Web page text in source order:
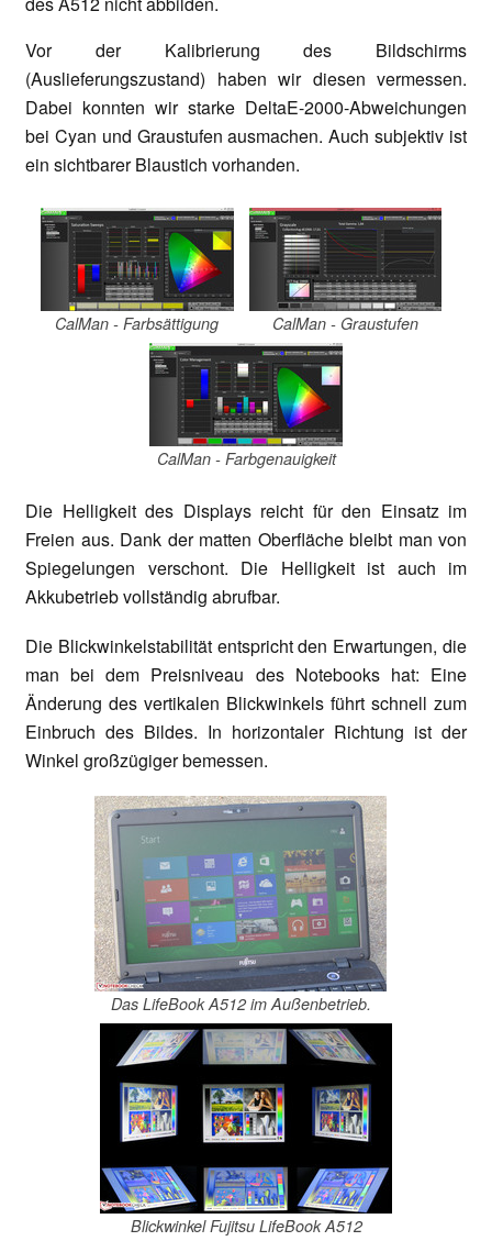
Vor der Kalibrierung des Bildschirms
(Auslieferungszustand) haben wir diesen vermessen.
Dabei konnten wir starke DeltaE-2000-Abweichungen
bei Cyan und Graustufen ausmachen. Auch subjektiv ist
ein sichtbarer Blaustich vorhanden.
CalMan - Farbsättigung CalMan - Graustufen
CalMan - Farbgenauigkeit
Die Helligkeit des Displays reicht für den Einsatz im
Freien aus. Dank der matten Oberfläche bleibt man von
Spiegelungen verschont. Die Helligkeit ist auch im
Akkubetrieb vollständig abrufbar.
Die Blickwinkelstabilität entspricht den Erwartungen, die
man bei dem Preisniveau des Notebooks hat: Eine
Änderung des vertikalen Blickwinkels führt schnell zum
Einbruch des Bildes. In horizontaler Richtung ist der
Winkel großzügiger bemessen.
Das LifeBook A512 im Außenbetrieb.
Blickwinkel Fujitsu LifeBook A512